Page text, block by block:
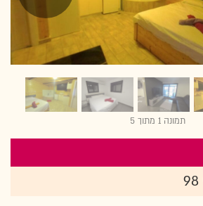
תמונה 1 מתוך 5